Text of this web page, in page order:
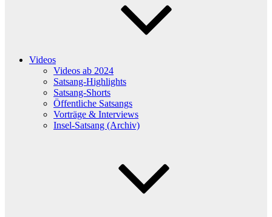
Videos
Videos ab 2024
Satsang-Highlights
Satsang-Shorts
Öffentliche Satsangs
Vorträge & Interviews
Insel-Satsang (Archiv)